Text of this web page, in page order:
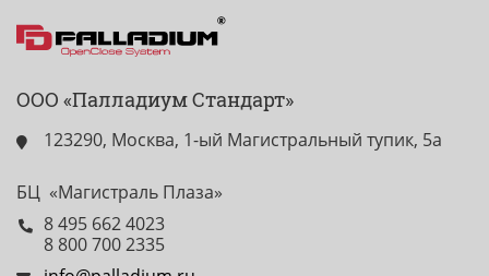
ООО «Палладиум Стандарт»
123290, Москва, 1-ый Магистральный тупик, 5а
БЦ «Магистраль Плаза»
8 495 662 4023
8 800 700 2335